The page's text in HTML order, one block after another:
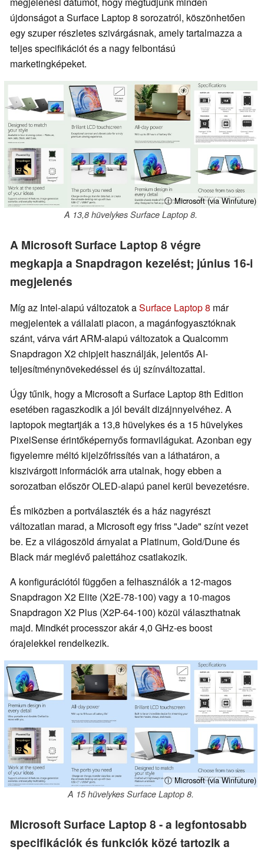
újdonságot a Surface Laptop 8 sorozatról, köszönhetően
egy szuper részletes szivárgásnak, amely tartalmazza a
teljes specifikációt és a nagy felbontású
marketingképeket.
ⓘ Microsoft (via Winfuture)
A 13,8 hüvelykes Surface Laptop 8.
A Microsoft Surface Laptop 8 végre
megkapja a Snapdragon kezelést; június 16-i
megjelenés
Míg az Intel-alapú változatok aSurface Laptop 8 már
megjelentek a vállalati piacon, a magánfogyasztóknak
szánt, várva várt ARM-alapú változatok a Qualcomm
Snapdragon X2 chipjeit használják, jelentős AI-
teljesítménynövekedéssel és új színváltozattal.
Úgy tűnik, hogy a Microsoft a Surface Laptop 8th Edition
esetében ragaszkodik a jól bevált dizájnnyelvéhez. A
laptopok megtartják a 13,8 hüvelykes és a 15 hüvelykes
PixelSense érintőképernyős formavilágukat. Azonban egy
figyelemre méltó kijelzőfrissítés van a láthatáron, a
kiszivárgott információk arra utalnak, hogy ebben a
sorozatban először OLED-alapú panel kerül bevezetésre.
És miközben a portválaszték és a ház nagyrészt
változatlan marad, a Microsoft egy friss "Jade" színt vezet
be. Ez a világoszöld árnyalat a Platinum, Gold/Dune és
Black már meglévő palettához csatlakozik.
A konfigurációtól függően a felhasználók a 12-magos
Snapdragon X2 Elite (X2E-78-100) vagy a 10-magos
Snapdragon X2 Plus (X2P-64-100) közül választhatnak
majd. Mindkét processzor akár 4,0 GHz-es boost
órajelekkel rendelkezik.
ⓘ Microsoft (via Winfuture)
A 15 hüvelykes Surface Laptop 8.
Microsoft Surface Laptop 8 - a legfontosabb
specifikációk és funkciók közé tartozik a